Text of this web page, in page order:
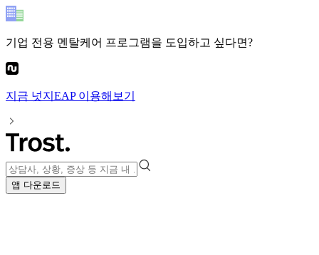
기업 전용 멘탈케어 프로그램을 도입하고 싶다면?
지금 넛지EAP이용해보기
앱 다운로드